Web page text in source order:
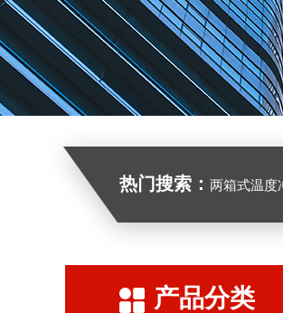
热门搜索： 两箱式温度
产品分类